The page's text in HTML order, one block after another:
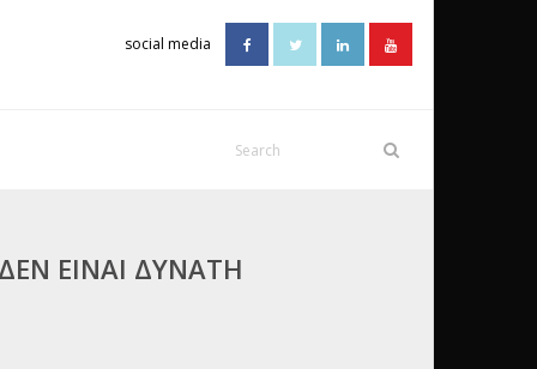
social media
ΕΊΝΑΙ ΔΥΝΑΤΉ